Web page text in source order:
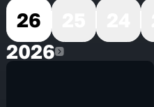
26
20262026